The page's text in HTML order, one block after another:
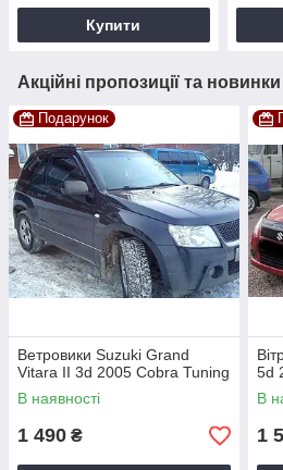
Купити
Акційні пропозиції та новинки
Подарунок
Ветровики Suzuki Grand
Vitara II 3d 2005 Cobra Tuning
В наявності
1 490 ₴
5d
В
1